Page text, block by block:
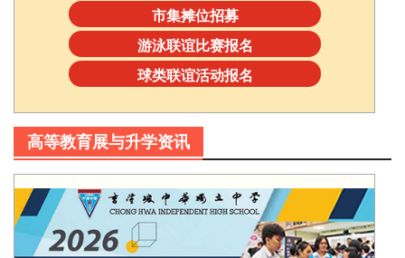
市集摊位招募
游泳联谊比赛报名
球类联谊活动报名
高等教育展与升学资讯